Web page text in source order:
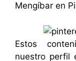
Mengíbar en
Estos
nuestro perfil